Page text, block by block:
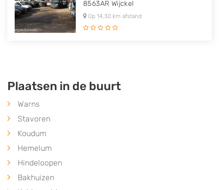
8563AR Wijckel
Op 14,30 km afstand
Plaatsen in de buurt
Warns
Stavoren
Koudum
Hemelum
Hindeloopen
Bakhuizen